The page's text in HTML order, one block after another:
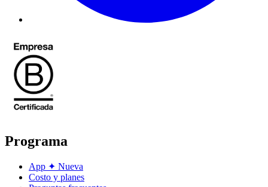
Programa
App ✦ Nueva
Costo y planes